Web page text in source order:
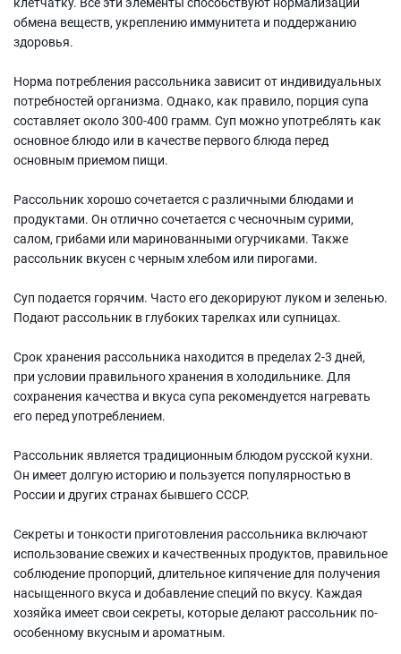
обмена веществ, укреплению иммунитета и поддержанию
здоровья.
Норма потребления рассольника зависит от индивидуальных
потребностей организма. Однако, как правило, порция супа
составляет около 300-400 грамм. Суп можно употреблять как
основное блюдо или в качестве первого блюда перед
основным приемом пищи.
Рассольник хорошо сочетается с различными блюдами и
продуктами. Он отлично сочетается с чесночным сурими,
салом, грибами или маринованными огурчиками. Также
рассольник вкусен с черным хлебом или пирогами.
Суп подается горячим. Часто его декорируют луком и зеленью.
Подают рассольник в глубоких тарелках или супницах.
Срок хранения рассольника находится в пределах 2-3 дней,
при условии правильного хранения в холодильнике. Для
сохранения качества и вкуса супа рекомендуется нагревать
его перед употреблением.
Рассольник является традиционным блюдом русской кухни.
Он имеет долгую историю и пользуется популярностью в
России и других странах бывшего СССР.
Секреты и тонкости приготовления рассольника включают
использование свежих и качественных продуктов, правильное
соблюдение пропорций, длительное кипячение для получения
насыщенного вкуса и добавление специй по вкусу. Каждая
хозяйка имеет свои секреты, которые делают рассольник по-
особенному вкусным и ароматным.